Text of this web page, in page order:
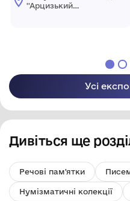
''Арцизький
Усі
Дивіться ще
Речові пам'ятки
Нумізматичні колекції